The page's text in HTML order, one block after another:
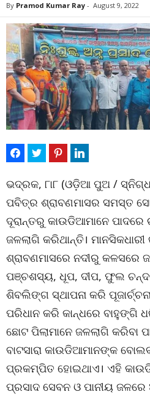
By Pramod Kumar Ray - August 9, 2022
ଭଦ୍ରକ, ୮ା୮ (ଓଡ଼ିଆ ପୁଅ /
ପବିତ୍ର ଶ୍ରାବଣମାସର ସମସ୍ତ
ଦୂରାନ୍ତରୁ କାଉଡିଆମାନେ
ଜଳଲାଗି କରିଥାନ୍ତି।
ଶ୍ରାବଣମାସରେ ନଦୀରୁ କଳସରେ
ପଞ୍ଚଶସ୍ୟ, ଧୂପ, ଦୀପ, ଫୁଲ
ଶିବଲିଙ୍ଗ ସ୍ଥାପନା କରି
ପରିଧାନ କରି କାନ୍ଧରେ ବାହୁଙ୍ଗି
ଛୋଟ ପିଲାମାନେ ଜଳଲାଗି କରିବା
ବାଟସାରା କାଉଡିଆମାନଙ୍କ
ପ୍ରକମ୍ପିତ ହୋଇଥାଏ। ଏହି
ପ୍ରସାଦ ସେବନ ଓ ପାନୀୟ